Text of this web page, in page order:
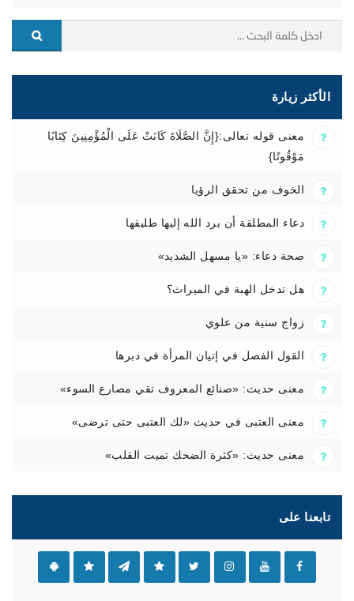
الأكثر زيارة
معنى قوله تعالى:{إِنَّ الصَّلَاةَ كَانَتْ عَلَى الْمُؤْمِنِينَ كِتَابًا
مَوْقُوتًا}
الخوف من تحقق الرؤيا
دعاء المطلقة أن يرد الله إليها طليقها
صحة دعاء: «يا مسهل الشديد»
هل تدخل الهبة في الميراث؟
زواج سنية من علوي
القول الفصل في إتيان المرأة في دبرها
معنى حديث: «صنائع المعروف تقي مصارع السوء»
معنى العتبى في حديث «لك العتبى حتى ترضى»
معنى حديث: «كثرة الضحك تميت القلب»
تابعنا على